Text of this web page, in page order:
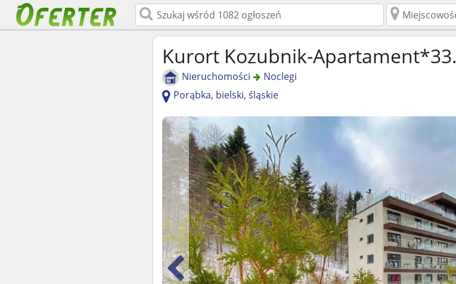
Kurort Kozubnik-Apartament*33.
Nieruchomości
Noclegi
Porąbka, bielski, śląskie